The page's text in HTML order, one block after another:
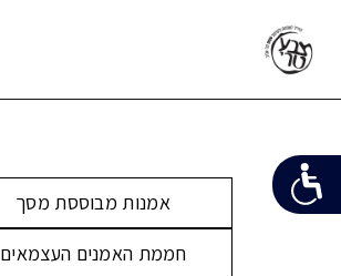
אמנות מבוססת מסך
חממת האמנים העצמאים